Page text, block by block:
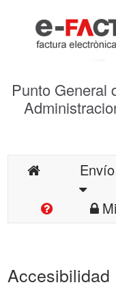
Punto General
Envío
Accesibilidad